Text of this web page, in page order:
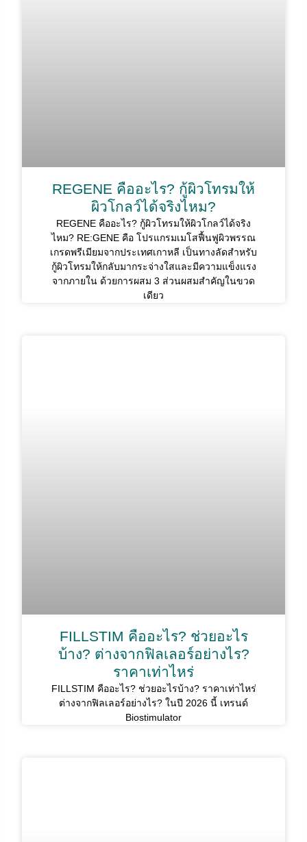
REGENE คืออะไร? กู้ผิวโทรมให้
ผิวโกลว์ได้จริงไหม?
REGENE คืออะไร? กู้ผิวโทรมให้ผิวโกลว์ได้จริง
ไหม? RE:GENE คือ โปรแกรมเมโสฟื้นฟูผิวพรรณ
เกรดพรีเมียมจากประเทศเกาหลี เป็นทางลัดสำหรับ
กู้ผิวโทรมให้กลับมากระจ่างใสและมีความแข็งแรง
จากภายใน ด้วยการผสม 3 ส่วนผสมสำคัญในขวด
เดียว
FILLSTIM คืออะไร? ช่วยอะไร
บ้าง? ต่างจากฟิลเลอร์อย่างไร?
ราคาเท่าไหร่
FILLSTIM คืออะไร? ช่วยอะไรบ้าง? ราคาเท่าไหร่
ต่างจากฟิลเลอร์อย่างไร? ในปี 2026 นี้ เทรนด์
Biostimulator